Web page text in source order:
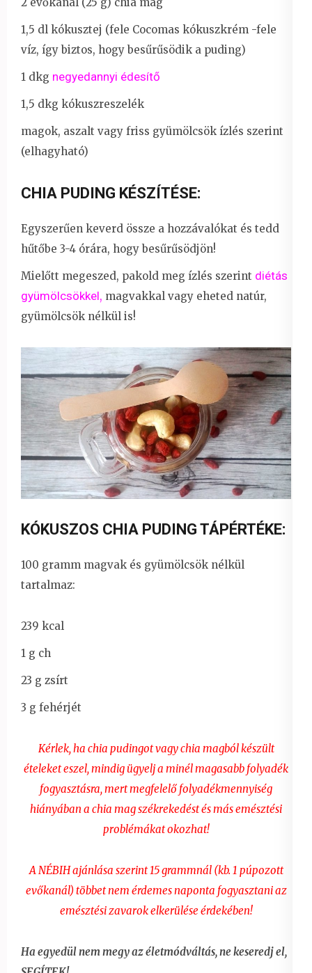
1,5 dl kókusztej (fele Cocomas kókuszkrém -fele
víz, így biztos, hogy besűrűsödik a puding)
1 dkg negyedannyi édesítő
1,5 dkg kókuszreszelék
magok, aszalt vagy friss gyümölcsök ízlés szerint
(elhagyható)
CHIA PUDING KÉSZÍTÉSE:
Egyszerűen keverd össze a hozzávalókat és tedd
hűtőbe 3-4 órára, hogy besűrűsödjön!
Mielőtt megeszed, pakold meg ízlés szerint diétás
gyümölcsökkel, magvakkal vagy eheted natúr,
gyümölcsök nélkül is!
KÓKUSZOS CHIA PUDING TÁPÉRTÉKE:
100 gramm magvak és gyümölcsök nélkül
tartalmaz:
239 kcal
1 g ch
23 g zsírt
3 g fehérjét
Kérlek, ha chia pudingot vagy chia magból készült
ételeket eszel, mindig ügyelj a minél magasabb folyadék
fogyasztásra, mert megfelelő folyadékmennyiség
hiányában a chia mag székrekedést és más emésztési
problémákat okozhat!
A NÉBIH ajánlása szerint 15 grammnál (kb. 1 púpozott
evőkanál) többet nem érdemes naponta fogyasztani az
emésztési zavarok elkerülése érdekében!
Ha egyedül nem megy az életmódváltás, ne keseredj el,